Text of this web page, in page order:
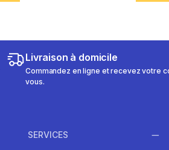
Livraison à domicile
Commandez en ligne et recevez votre
vous.
SERVICES